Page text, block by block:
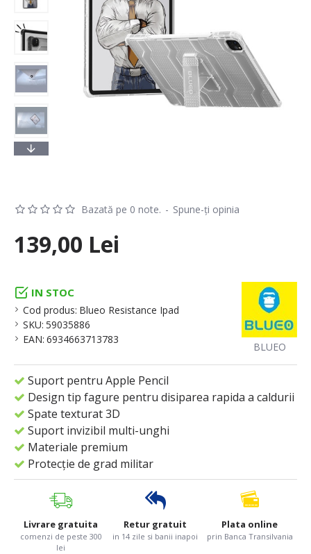
IN STOC
Cod produs: Blueo Resistance Ipad
SKU: 59035886
EAN: 6934663713783
BLUEO
Suport pentru Apple Pencil
Design tip fagure pentru disiparea rapida a caldurii
Spate texturat 3D
Suport invizibil multi-unghi
Materiale premium
Protecție de grad militar
Bazată pe 0 note. - Spune-ţi opinia
139,00 Lei
Livrare gratuita
comenzi de peste 300
lei
Retur gratuit
in 14 zile si banii inapoi
Plata online
prin Banca Transilvania